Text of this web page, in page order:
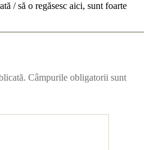
/ să o regăsesc aici, sunt foarte
Câmpurile obligatorii sunt